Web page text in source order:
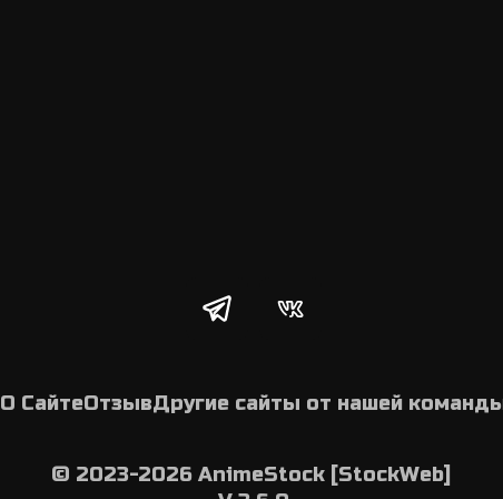
О СайтеОтзывДругие сайты от нашей
© 2023-2026 AnimeStock [StockWeb]